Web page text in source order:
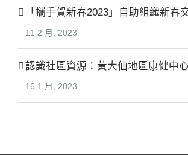
「攜手賀新春2023」自助組織新春
11 2 月, 2023
認識社區資源：黃大仙地區康健中
16 1 月, 2023